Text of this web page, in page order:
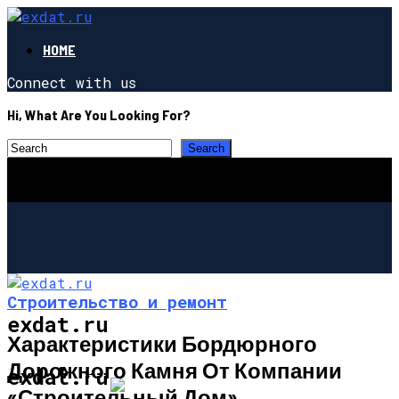
HOME
Connect with us
Hi, What Are You Looking For?
exdat.ru
exdat.ruСТРОИТЕЛЬСТВО И РЕМОНТ
Строительство и ремонт
Характеристики Бордюрного
Дорожного Камня От Компании